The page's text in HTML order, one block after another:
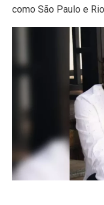
como São Paulo e